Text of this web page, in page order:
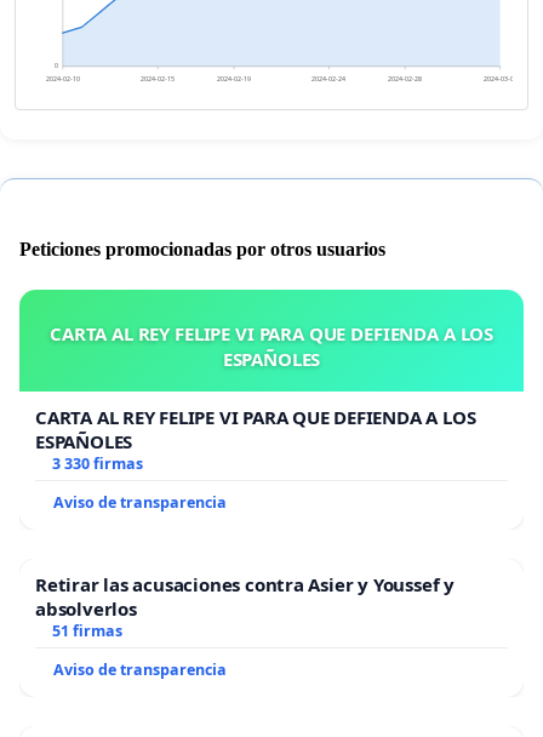
0
2024-02-10 2024-02-15 2024-02-19 2024-02-24 2024-02-28 2024-03-04
Peticiones promocionadas por otros usuarios
CARTA AL REY FELIPE VI PARA QUE DEFIENDA A LOS
ESPAÑOLES
CARTA AL REY FELIPE VI PARA QUE DEFIENDA A LOS
ESPAÑOLES
3 330 firmas
Aviso de transparencia
Retirar las acusaciones contra Asier y Youssef y
absolverlos
51 firmas
Aviso de transparencia